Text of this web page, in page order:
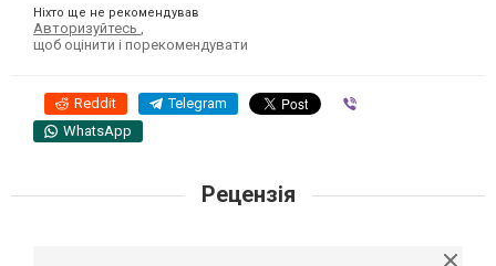
Ніхто ще не рекомендував
Авторизуйтесь
щоб оцінити і порекомендувати
Reddit Telegram
WhatsApp
Рецензія